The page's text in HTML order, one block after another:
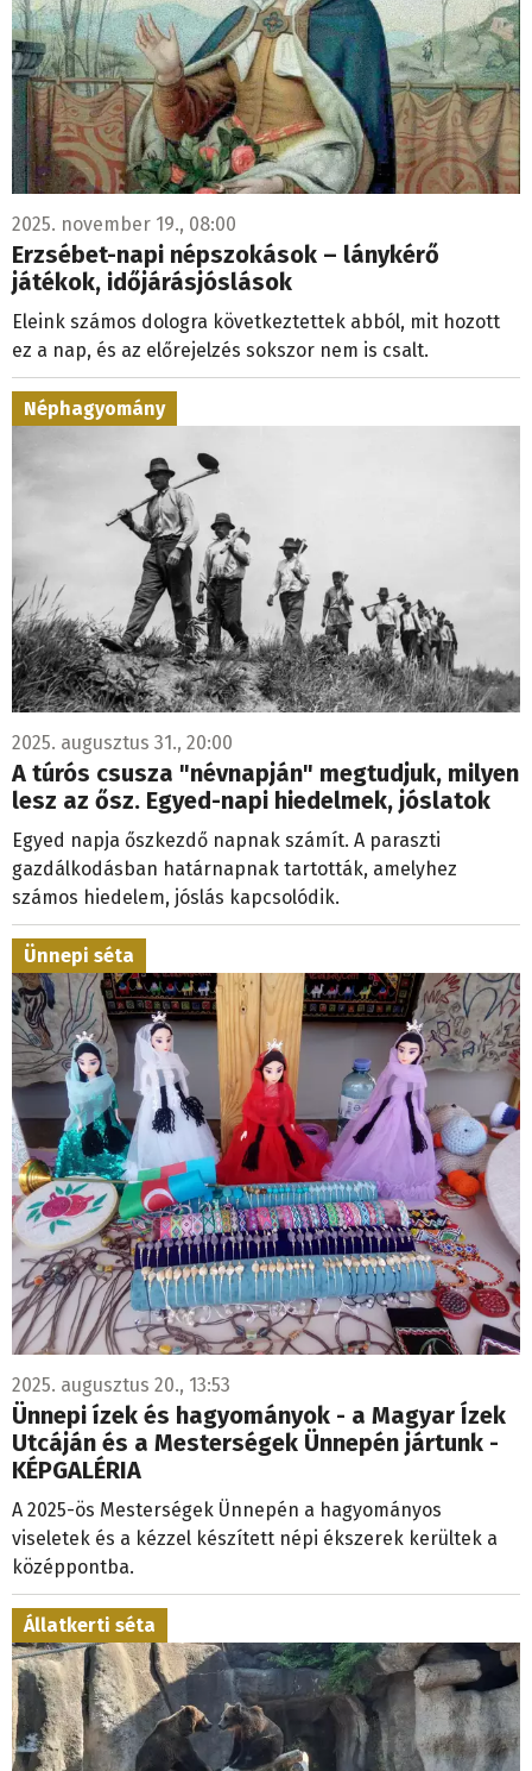
2025. november 19., 08:00
Erzsébet-napi népszokások – lánykérő
játékok, időjárásjóslások
Eleink számos dologra következtettek abból, mit hozott
ez a nap, és az előrejelzés sokszor nem is csalt.
Néphagyomány
2025. augusztus 31., 20:00
A túrós csusza "névnapján" megtudjuk, milyen
lesz az ősz. Egyed-napi hiedelmek, jóslatok
Egyed napja őszkezdő napnak számít. A paraszti
gazdálkodásban határnapnak tartották, amelyhez
számos hiedelem, jóslás kapcsolódik.
Ünnepi séta
2025. augusztus 20., 13:53
Ünnepi ízek és hagyományok - a Magyar Ízek
Utcáján és a Mesterségek Ünnepén jártunk -
KÉPGALÉRIA
A 2025-ös Mesterségek Ünnepén a hagyományos
viseletek és a kézzel készített népi ékszerek kerültek a
középpontba.
Állatkerti séta